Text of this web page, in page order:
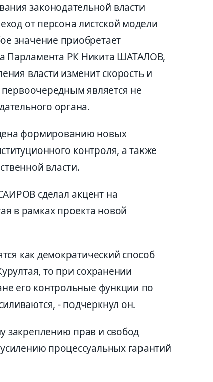
законодательной власти
от персона листской модели
значение приобретает
Парламента РК Никита ШАТАЛОВ,
власти изменит скорость и
является не
органа.
формированию новых
контроля, а также
власти.
сделал акцент на
в рамках проекта новой
как демократический способ
то при сохранении
его контрольные функции по
- подчеркнул он.
закреплению прав и свобод
процессуальных гарантий